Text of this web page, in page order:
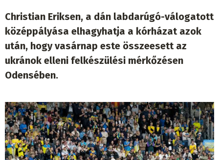
Christian Eriksen, a dán labdarúgó-válogatott
középpályása elhagyhatja a kórházat azok
után, hogy vasárnap este összeesett az
ukránok elleni felkészülési mérkőzésen
Odensében.